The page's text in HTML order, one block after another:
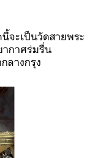
จะเป็นวัดสายพระ
ากาศร่มรื่น
ลางกรุง